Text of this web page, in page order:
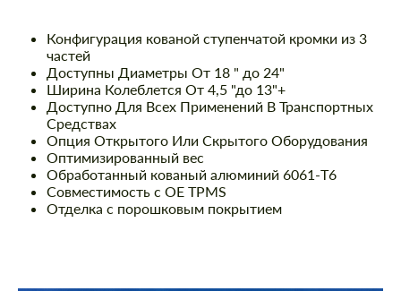
Описание
Конфигурация кованой ступенчатой кромки из 3
частей
Доступны Диаметры От 18 " до 24"
Ширина Колеблется От 4,5 "до 13"+
Доступно Для Всех Применений В Транспортных
Средствах
Опция Открытого Или Скрытого Оборудования
Оптимизированный вес
Обработанный кованый алюминий 6061-T6
Совместимость с OE TPMS
Отделка с порошковым покрытием